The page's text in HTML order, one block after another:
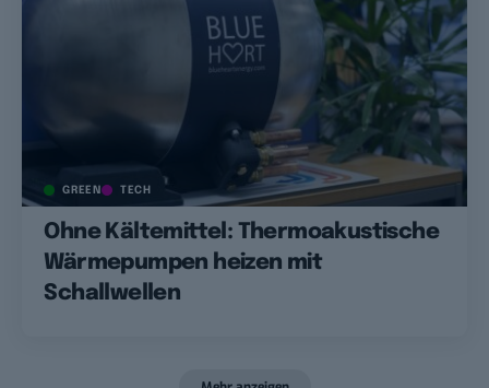
GREEN TECH
Ohne Kältemittel: Thermoakustische
Wärmepumpen heizen mit
Schallwellen